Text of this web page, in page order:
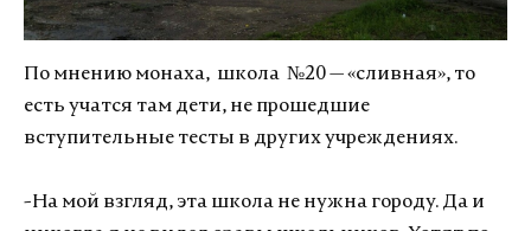
По мнению монаха, школа №20 — «сливная», то
есть учатся там дети, не прошедшие
вступительные тесты в других учреждениях.
-На мой взгляд, эта школа не нужна городу. Да и